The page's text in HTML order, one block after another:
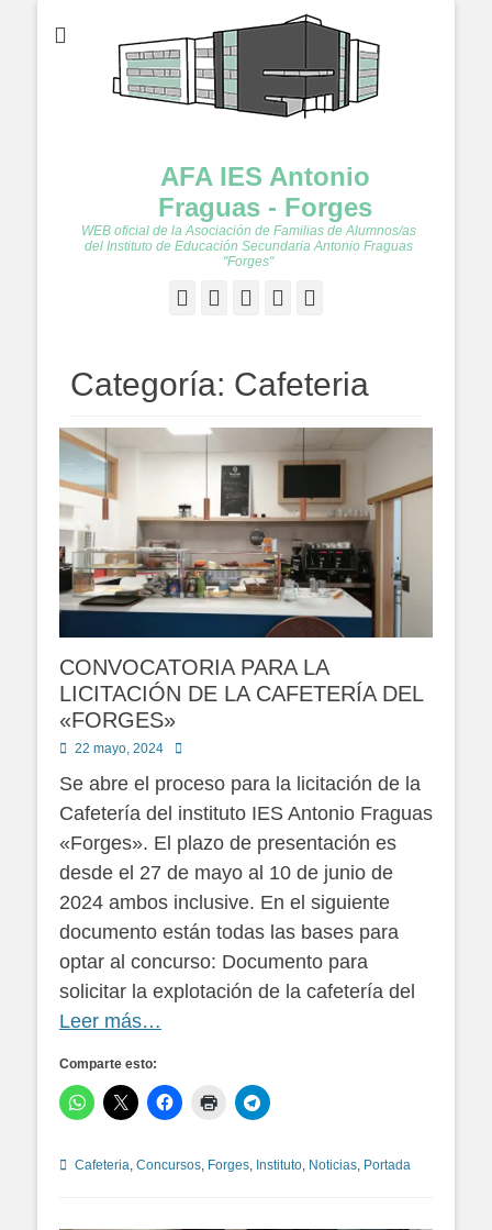
AFA IES Antonio
Fraguas - Forges
WEB oficial de la Asociación de Familias de Alumnos/as
del Instituto de Educación Secundaria Antonio Fraguas
"Forges"
Facebook
Twitter
Feed YouTube
Categoría: Cafeteria
CONVOCATORIA PARA LA
LICITACIÓN DE LA CAFETERÍA DEL
«FORGES»
Publicado
22 mayo, 2024 Autor
Se abre el proceso para la licitación de la
Cafetería del instituto IES Antonio Fraguas
«Forges». El plazo de presentación es
desde el 27 de mayo al 10 de junio de
2024 ambos inclusive. En el siguiente
documento están todas las bases para
optar al concurso: Documento para
solicitar la explotación de la cafetería del
Leer más…
Comparte esto:
Categorías
Cafeteria, Concursos, Forges, Instituto, Noticias, Portada